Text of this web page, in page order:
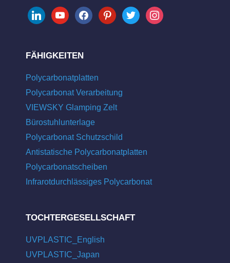
linkedinyoutubefacebookpinteresttwitter instagram
FÄHIGKEITEN
Polycarbonatplatten
Polycarbonat Verarbeitung
VIEWSKY Glamping Zelt
Bürostuhlunterlage
Polycarbonat Schutzschild
Antistatische Polycarbonatplatten
Polycarbonatscheiben
Infrarotdurchlässiges Polycarbonat
TOCHTERGESELLSCHAFT
UVPLASTIC_English
UVPLASTIC_Japan